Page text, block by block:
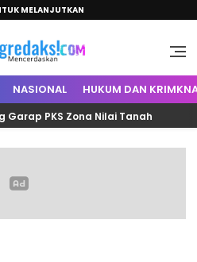
MELANJUTKAN
Redaksi
Mencerdaskan
NASIONAL HUKUM DAN
Zona Nilai Tanah